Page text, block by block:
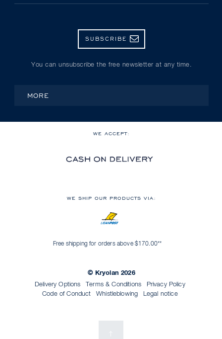
SUBSCRIBE
You can unsubscribe the free newsletter at any time.
MORE
WE ACCEPT:
WE SHIP OUR PRODUCTS VIA:
Free shipping for orders above $170.00**
© Kryolan 2026
Delivery Options
Terms & Conditions
Privacy Policy
Code of Conduct
Whistleblowing Legal notice